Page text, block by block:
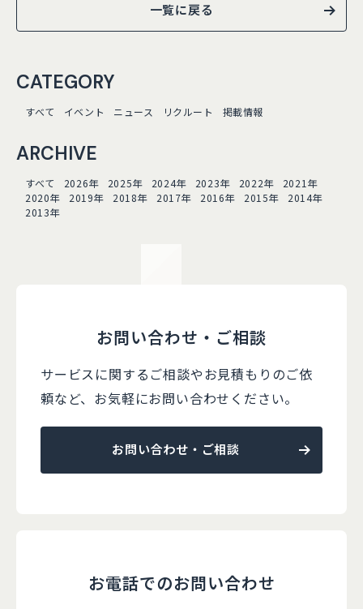
一覧に戻る
CATEGORY
すべて イベント ニュース リクルート 掲載情報
ARCHIVE
すべて 2026年 2025年 2024年 2023年 2022年
2021年
2020年
2019年 2018年 2017年 2016年 2015年
2014年
2013年
お問い合わせ・ご相談
サービスに関するご相談やお見積もりのご依
頼など、 お気軽にお問い合わせください。
お問い合わせ・ご相談
お電話でのお問い合わせ